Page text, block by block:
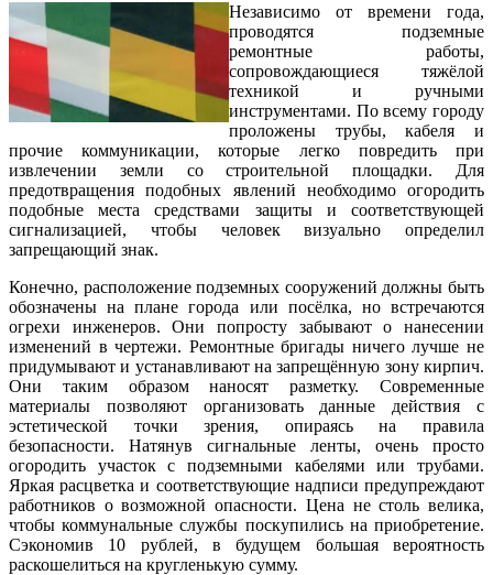
Независимо от времени года,
проводятся подземные
ремонтные работы,
сопровождающиеся тяжёлой
техникой и ручными
инструментами. По всему городу
проложены трубы, кабеля и
прочие коммуникации, которые легко повредить при
извлечении земли со строительной площадки. Для
предотвращения подобных явлений необходимо огородить
подобные места средствами защиты и соответствующей
сигнализацией, чтобы человек визуально определил
запрещающий знак.
Конечно, расположение подземных сооружений должны быть
обозначены на плане города или посёлка, но встречаются
огрехи инженеров. Они попросту забывают о нанесении
изменений в чертежи. Ремонтные бригады ничего лучше не
придумывают и устанавливают на запрещённую зону кирпич.
Они таким образом наносят разметку. Современные
материалы позволяют организовать данные действия с
эстетической точки зрения, опираясь на правила
безопасности. Натянув сигнальные ленты, очень просто
огородить участок с подземными кабелями или трубами.
Яркая расцветка и соответствующие надписи предупреждают
работников о возможной опасности. Цена не столь велика,
чтобы коммунальные службы поскупились на приобретение.
Сэкономив 10 рублей, в будущем большая вероятность
раскошелиться на кругленькую сумму.